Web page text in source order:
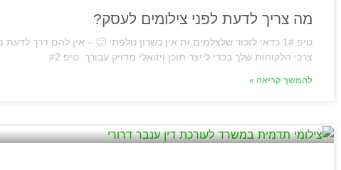
מה צריך לדעת לפני צילומים לעסק?
טיפ 1# כדאי לזכור שלצלמים.ות אין כשרון טלפתי 🙂 – אין להם דרך
צרכי הלקוחות שלך בכדי לייצר תוכן ויזואלי מדויק עבורך. טיפ #2
להמשך קריאה »